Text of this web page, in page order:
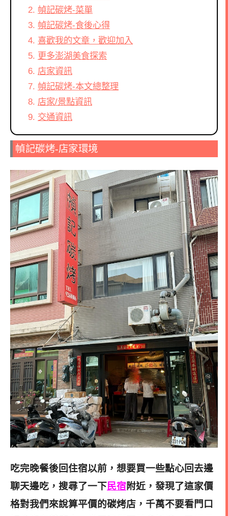
幀記碳烤-菜單
幀記碳烤-食後心得
喜歡我的文章，歡迎加入
更多澎湖美食探索
店家資訊
幀記碳烤-本文總整理
店家/景點資訊
交通資訊
幀記碳烤-店家環境
吃完晚餐後回住宿以前，想要買一些點心回去邊
聊天邊吃，搜尋了一下民宿附近，發現了這家價
格對我們來說算平價的碳烤店，千萬不要看門口